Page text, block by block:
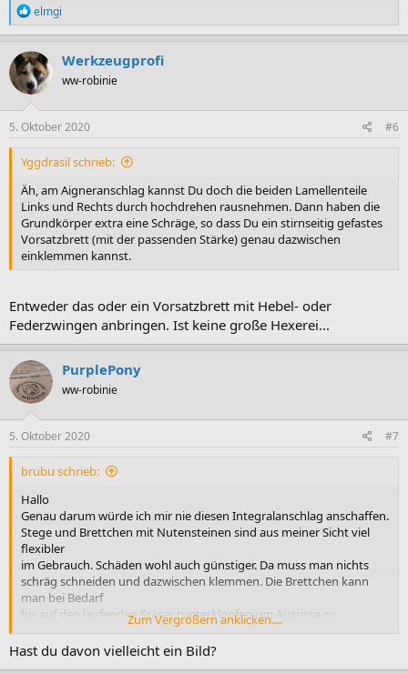
R
e
a
k
t
i
o
n
e
elmgi
Werkzeugprofi
ww-robinie
5. Oktober 2020 #6
Yggdrasil schrieb:
Äh, am Aigneranschlag kannst Du doch die beiden Lamellenteile
Links und Rechts durch hochdrehen rausnehmen. Dann haben die
Grundkörper extra eine Schräge, so dass Du ein stirnseitig gefastes
Vorsatzbrett (mit der passenden Stärke) genau dazwischen
einklemmen kannst.
Entweder das oder ein Vorsatzbrett mit Hebel- oder
Federzwingen anbringen. Ist keine große Hexerei...
PurplePony
ww-robinie
5. Oktober 2020 #7
brubu schrieb:
Hallo
Genau darum würde ich mir nie diesen Integralanschlag anschaffen.
Stege und Brettchen mit Nutensteinen sind aus meiner Sicht viel
flexibler
im Gebrauch. Schäden wohl auch günstiger. Da muss man nichts
schräg schneiden und dazwischen klemmen. Die Brettchen kann
man bei Bedarf
bis auf den laufenden Fräser runterklopfen um Ausrisse zu
Gruss und guter Wochenstart
Zum Vergrößern anklicken....
Hast du davon vielleicht ein Bild?